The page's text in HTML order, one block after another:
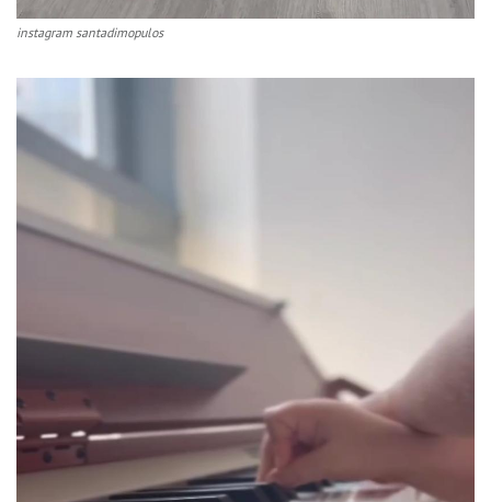
instagram santadimopulos